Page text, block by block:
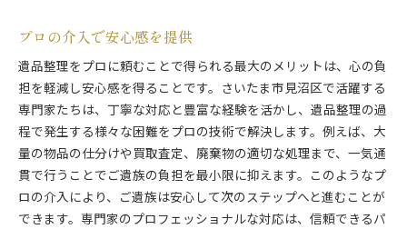
プロの介入で安心感を提供
遺品整理をプロに頼むことで得られる最大のメリットは、心の負
担を軽減し安心感を得ることです。さいたま市見沼区で活躍する
専門家たちは、丁寧な対応と豊富な経験を活かし、遺品整理の過
程で発生する様々な困難をプロの技術で解決します。例えば、大
量の物品の仕分けや買取査定、廃棄物の適切な処理まで、一気通
貫で行うことでご遺族の負担を最小限に抑えます。このようなプ
ロの介入により、ご遺族は安心して次のステップへと進むことが
できます。専門家のプロフェッショナルな対応は、信頼できるパ